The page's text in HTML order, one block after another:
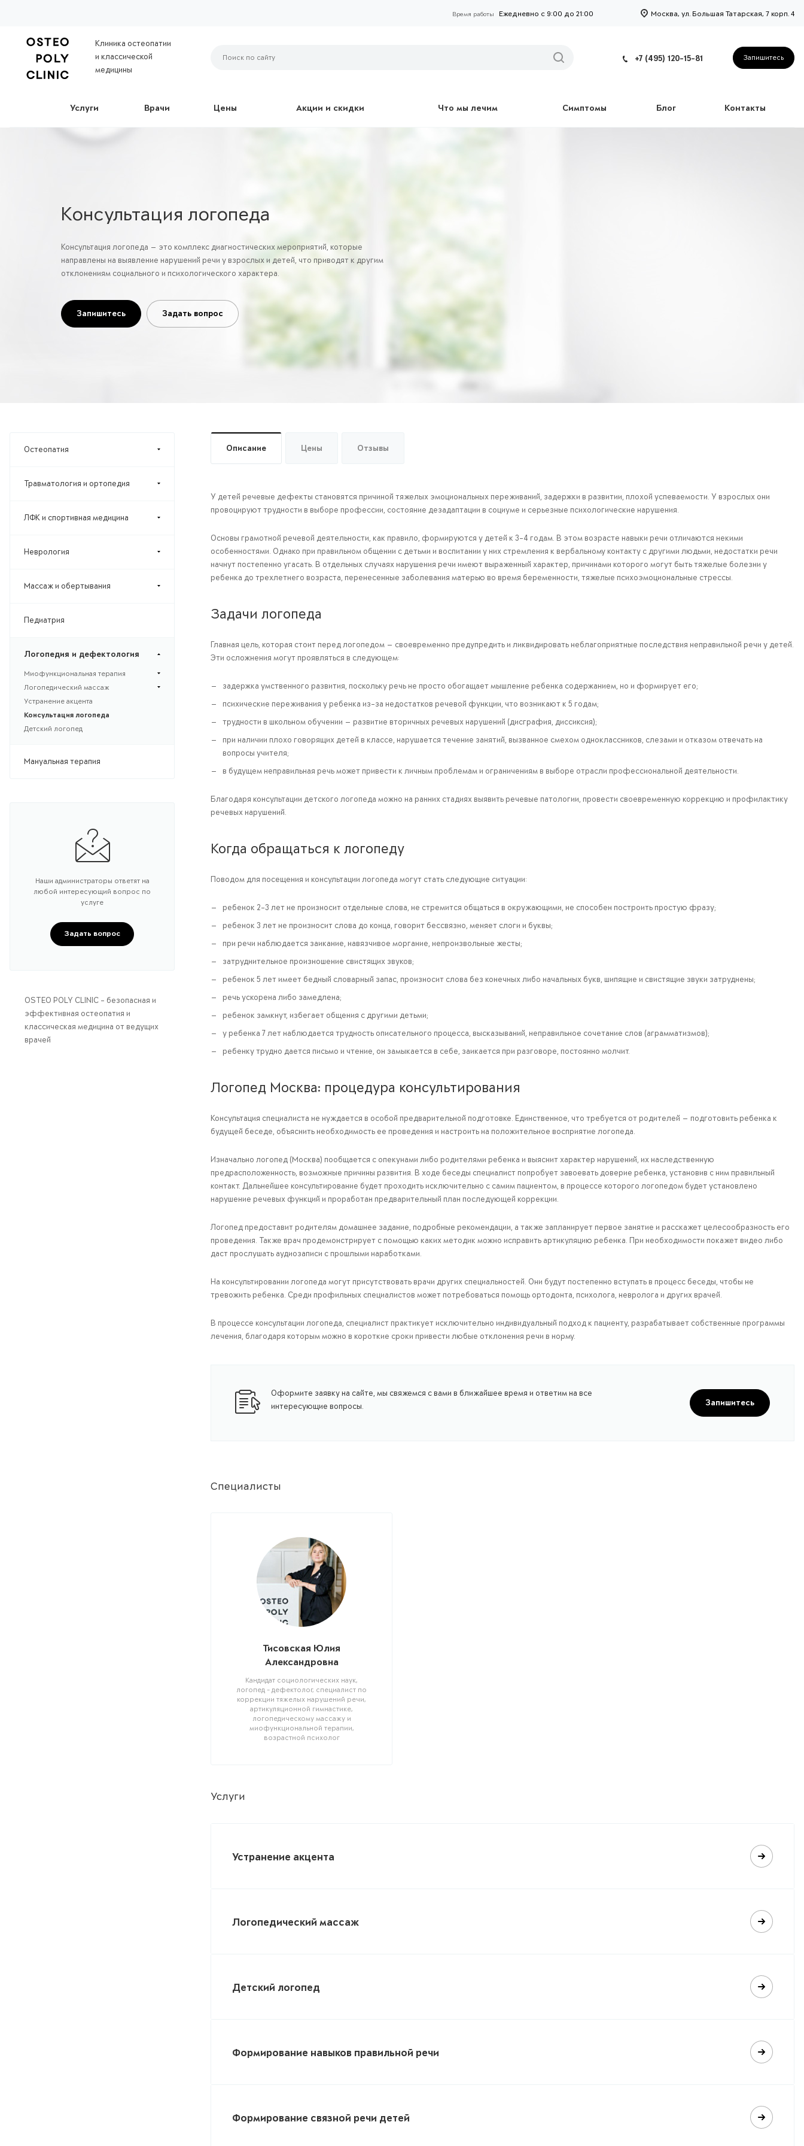
Время работы Ежедневно с 9:00 до 21:00 Москва, ул. Большая Татарская, 7 корп. 4
Клиника остеопатии
и классической
медицины
Запишитесь
+7 (495) 120-15-81
Услуги Врачи Цены Акции и скидки Что мы лечим Симптомы Блог Контакты
Консультация логопеда
Консультация логопеда — это комплекс диагностических мероприятий, которые
направлены на выявление нарушений речи у взрослых и детей, что приводят к другим
отклонениям социального и психологического характера.
Запишитесь Задать вопрос
Остеопатия
Травматология и ортопедия
ЛФК и спортивная медицина
Неврология
Массаж и обертывания
Педиатрия
Логопедия и дефектология
Миофункциональная терапия
Логопедический массаж
Устранение акцента
Консультация логопеда
Детский логопед
Мануальная терапия
Наши администраторы ответят на
любой интересующий вопрос по
услуге
Задать вопрос
OSTEO POLY CLINIC – безопасная и
эффективная остеопатия и
классическая медицина от ведущих
врачей
Описание Цены Отзывы
У детей речевые дефекты становятся причиной тяжелых эмоциональных переживаний, задержки в развитии, плохой успеваемости. У взрослых они
провоцируют трудности в выборе профессии, состояние дезадаптации в социуме и серьезные психологические нарушения.
Основы грамотной речевой деятельности, как правило, формируются у детей к 3-4 годам. В этом возрасте навыки речи отличаются некими
особенностями. Однако при правильном общении с детьми и воспитании у них стремления к вербальному контакту с другими людьми, недостатки речи
начнут постепенно угасать. В отдельных случаях нарушения речи имеют выраженный характер, причинами которого могут быть тяжелые болезни у
ребенка до трехлетнего возраста, перенесенные заболевания матерью во время беременности, тяжелые психоэмоциональные стрессы.
Задачи логопеда
Главная цель, которая стоит перед логопедом — своевременно предупредить и ликвидировать неблагоприятные последствия неправильной речи у детей.
Эти осложнения могут проявляться в следующем:
задержка умственного развития, поскольку речь не просто обогащает мышление ребенка содержанием, но и формирует его;
психические переживания у ребенка из-за недостатков речевой функции, что возникают к 5 годам;
трудности в школьном обучении — развитие вторичных речевых нарушений (дисграфия, диссиксия);
при наличии плохо говорящих детей в классе, нарушается течение занятий, вызванное смехом одноклассников, слезами и отказом отвечать на
вопросы учителя;
в будущем неправильная речь может привести к личным проблемам и ограничениям в выборе отрасли профессиональной деятельности.
Благодаря консультации детского логопеда можно на ранних стадиях выявить речевые патологии, провести своевременную коррекцию и профилактику
речевых нарушений.
Когда обращаться к логопеду
Поводом для посещения и консультации логопеда могут стать следующие ситуации:
ребенок 2-3 лет не произносит отдельные слова, не стремится общаться в окружающими, не способен построить простую фразу;
ребенок 3 лет не произносит слова до конца, говорит бессвязно, меняет слоги и буквы;
при речи наблюдается заикание, навязчивое моргание, непроизвольные жесты;
затруднительное произношение свистящих звуков;
ребенок 5 лет имеет бедный словарный запас, произносит слова без конечных либо начальных букв, шипящие и свистящие звуки затруднены;
речь ускорена либо замедлена;
ребенок замкнут, избегает общения с другими детьми;
у ребенка 7 лет наблюдается трудность описательного процесса, высказываний, неправильное сочетание слов (аграмматизмов);
ребенку трудно дается письмо и чтение, он замыкается в себе, заикается при разговоре, постоянно молчит.
Логопед Москва: процедура консультирования
Консультация специалиста не нуждается в особой предварительной подготовке. Единственное, что требуется от родителей — подготовить ребенка к
будущей беседе, объяснить необходимость ее проведения и настроить на положительное восприятие логопеда.
Изначально логопед (Москва) пообщается с опекунами либо родителями ребенка и выяснит характер нарушений, их наследственную
предрасположенность, возможные причины развития. В ходе беседы специалист попробует завоевать доверие ребенка, установив с ним правильный
контакт. Дальнейшее консультирование будет проходить исключительно с самим пациентом, в процессе которого логопедом будет установлено
нарушение речевых функций и проработан предварительный план последующей коррекции.
Логопед предоставит родителям домашнее задание, подробные рекомендации, а также запланирует первое занятие и расскажет целесообразность его
проведения. Также врач продемонстрирует с помощью каких методик можно исправить артикуляцию ребенка. При необходимости покажет видео либо
даст прослушать аудиозаписи с прошлыми наработками.
На консультировании логопеда могут присутствовать врачи других специальностей. Они будут постепенно вступать в процесс беседы, чтобы не
тревожить ребенка. Среди профильных специалистов может потребоваться помощь ортодонта, психолога, невролога и других врачей.
В процессе консультации логопеда, специалист практикует исключительно индивидуальный подход к пациенту, разрабатывает собственные программы
лечения, благодаря которым можно в короткие сроки привести любые отклонения речи в норму.
Оформите заявку на сайте, мы свяжемся с вами в ближайшее время и ответим на все
интересующие вопросы.
Запишитесь
Специалисты
Тисовская Юлия
Александровна
Кандидат социологических наук,
логопед - дефектолог, специалист по
коррекции тяжелых нарушений речи,
артикуляционной гимнастике,
логопедическому массажу и
миофункциональной терапии,
возрастной психолог
Услуги
Устранение акцента
Логопедический массаж
Детский логопед
Формирование навыков правильной речи
Формирование связной речи детей